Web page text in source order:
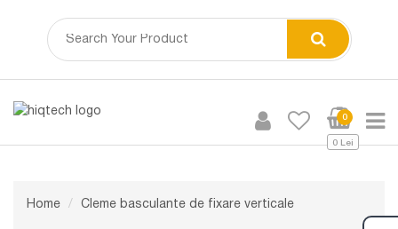
0
0 Lei
Home Cleme basculante de fixare verticale